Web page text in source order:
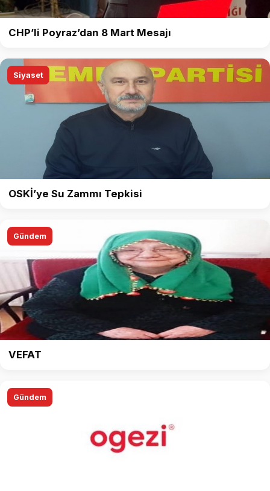
CHP’li Poyraz’dan 8 Mart Mesajı
Siyaset
OSKİ’ye Su Zammı Tepkisi
Gündem
VEFAT
Gündem